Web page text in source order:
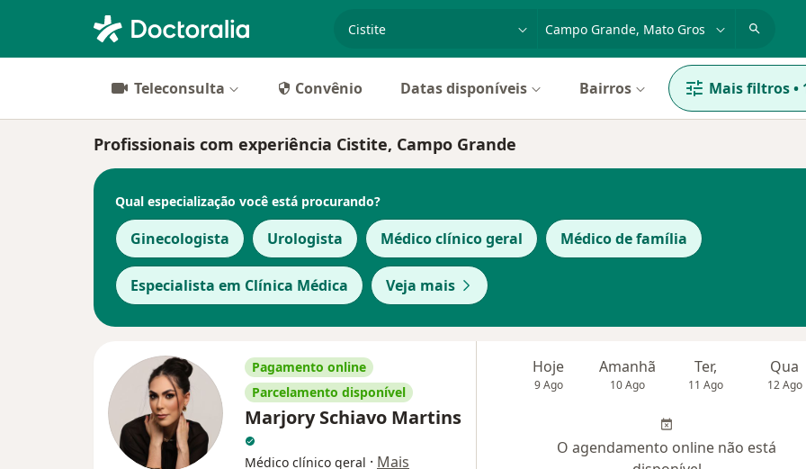
Teleconsulta Convênio Datas disponíveis Bairros Mais filtros•
Profissionais com experiência Cistite, Campo Grande
Qual especialização você está procurando?
Ginecologista Urologista Médico clínico geral Médico de família
Especialista em Clínica Médica Veja mais
Pagamento online
Parcelamento disponível
Marjory Schiavo Martins
Médico clínico geral · Mais
Hoje
9 Ago
Amanhã
10 Ago
Ter,
11 Ago
Qua
12 Ago
O agendamento online não está